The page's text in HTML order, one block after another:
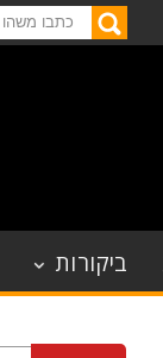
ביקורות